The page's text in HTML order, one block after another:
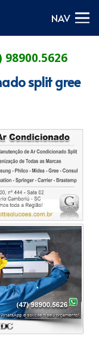
NAV
split gree